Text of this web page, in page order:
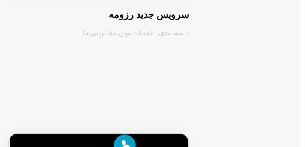
سرویس جدید رزومه
دسته بندی : خدمات نوین مخابراتی ما